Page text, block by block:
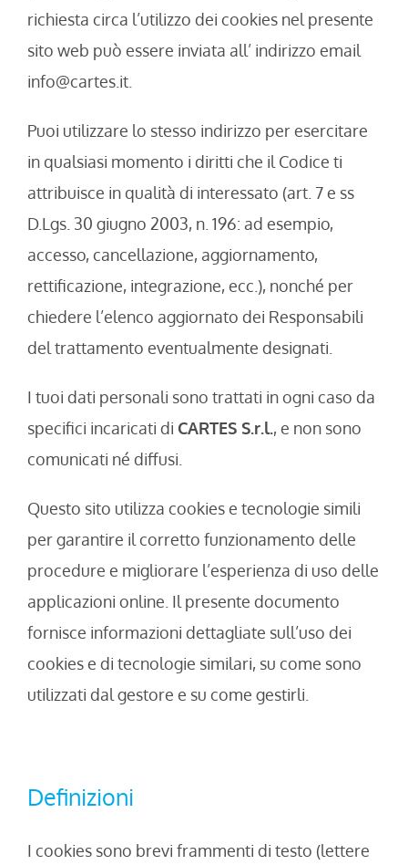
richiesta circa l’utilizzo dei cookies nel presente
sito web può essere inviata all’ indirizzo email
info@cartes.it.
Puoi utilizzare lo stesso indirizzo per esercitare
in qualsiasi momento i diritti che il Codice ti
attribuisce in qualità di interessato (art. 7 e ss
D.Lgs. 30 giugno 2003, n. 196: ad esempio,
accesso, cancellazione, aggiornamento,
rettificazione, integrazione, ecc.), nonché per
chiedere l’elenco aggiornato dei Responsabili
del trattamento eventualmente designati.
I tuoi dati personali sono trattati in ogni caso da
specifici incaricati di CARTES S.r.l., e non sono
comunicati né diffusi.
Questo sito utilizza cookies e tecnologie simili
per garantire il corretto funzionamento delle
procedure e migliorare l’esperienza di uso delle
applicazioni online. Il presente documento
fornisce informazioni dettagliate sull’uso dei
cookies e di tecnologie similari, su come sono
utilizzati dal gestore e su come gestirli.
Definizioni
I cookies sono brevi frammenti di testo (lettere